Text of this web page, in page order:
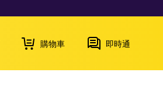
購物車 即時通